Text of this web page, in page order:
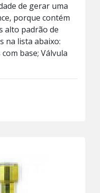
de gerar uma
porque contém
alto padrão de
na lista abaixo:
base; Válvula